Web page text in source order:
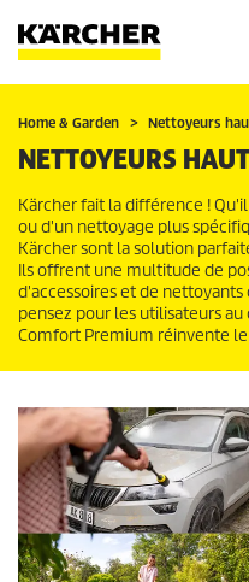
Panier
Home & Garden Nettoyeurs
NETTOYEURS
Kärcher fait la différence !
ou d'un nettoyage plus
Kärcher sont la solution
Ils offrent une multitude de
d'accessoires et de
pensez pour les utilisateurs
Comfort Premium réinvente